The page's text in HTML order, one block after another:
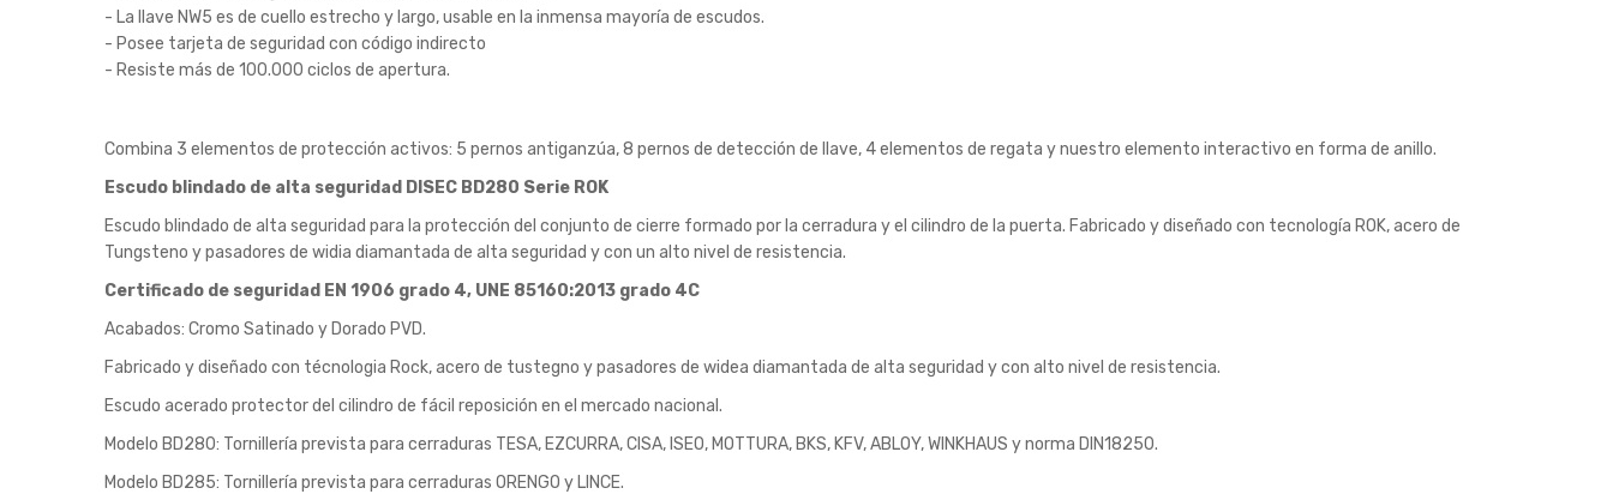
- La llave NW5 es de cuello estrecho y largo, usable en la inmensa mayoría de escudos.
- Posee tarjeta de seguridad con código indirecto
- Resiste más de 100.000 ciclos de apertura.
Combina 3 elementos de protección activos: 5 pernos antiganzúa, 8 pernos de detección de llave, 4 elementos de regata y nuestro elemento interactivo en forma de anillo.
Escudo blindado de alta seguridad DISEC BD280 Serie ROK
Escudo blindado de alta seguridad para la protección del conjunto de cierre formado por la cerradura y el cilindro de la puerta. Fabricado y diseñado con tecnología ROK, acero de
Tungsteno y pasadores de widia diamantada de alta seguridad y con un alto nivel de resistencia.
Certificado de seguridad EN 1906 grado 4, UNE 85160:2013 grado 4C
Acabados: Cromo Satinado y Dorado PVD.
Fabricado y diseñado con técnologia Rock, acero de tustegno y pasadores de widea diamantada de alta seguridad y con alto nivel de resistencia.
Escudo acerado protector del cilindro de fácil reposición en el mercado nacional.
Modelo BD280: Tornillería prevista para cerraduras TESA, EZCURRA, CISA, ISEO, MOTTURA, BKS, KFV, ABLOY, WINKHAUS y norma DIN18250.
Modelo BD285: Tornillería prevista para cerraduras ORENGO y LINCE.